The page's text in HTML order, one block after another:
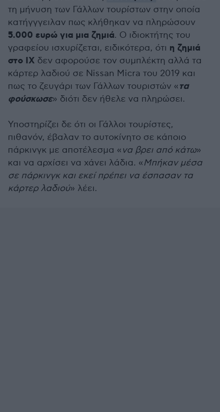
τη μήνυση των Γάλλων τουρίστων στην οποία
κατήγγγειλαν πως κλήθηκαν να πληρώσουν
5.000 ευρώ για μια ζημιά. Ο ιδιοκτήτης του
γραφείου ισχυρίζεται, ειδικότερα, ότι η ζημιά
στο IX δεν αφορούσε τον συμπλέκτη αλλά τα
κάρτερ λαδιού σε Nissan Micra του 2019 και
πως το ζευγάρι των Γάλλων τουριστών «τα
φούσκωσε» διότι δεν ήθελε να πληρώσει.
Υποστηρίζει δε ότι οι Γάλλοι τουρίστες,
πιθανόν, έβαλαν το αυτοκίνητο σε κάποιο
πάρκινγκ με αποτέλεσμα « να βρει από κάτω»
και να αρχίσει να χάνει λάδια. «Μπήκαν μέσα
σε πάρκινγκ και εκεί πρέπει να έσπασαν τα
κάρτερ λαδιού» λέει.